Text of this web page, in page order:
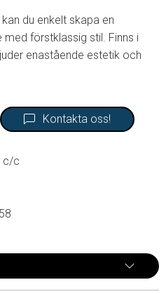
du enkelt skapa en
förstklassig stil. Finns i
enastående estetik och
Kontakta oss!
c/c